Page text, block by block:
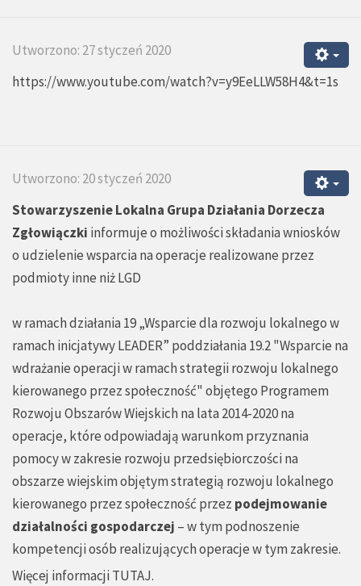
Utworzono: 27 styczeń 2020
https://www.youtube.com/watch?v=y9EeLLW58H4&t=1s
Utworzono: 20 styczeń 2020
Stowarzyszenie Lokalna Grupa Działania Dorzecza
Zgłowiączki informuje o możliwości składania wniosków
o udzielenie wsparcia na operacje realizowane przez
podmioty inne niż LGD
w ramach działania 19 „Wsparcie dla rozwoju lokalnego w
ramach inicjatywy LEADER” poddziałania 19.2 "Wsparcie na
wdrażanie operacji w ramach strategii rozwoju lokalnego
kierowanego przez społeczność" objętego Programem
Rozwoju Obszarów Wiejskich na lata 2014-2020 na
operacje, które odpowiadają warunkom przyznania
pomocy w zakresie rozwoju przedsiębiorczości na
obszarze wiejskim objętym strategią rozwoju lokalnego
kierowanego przez społeczność przez podejmowanie
działalności gospodarczej – w tym podnoszenie
kompetencji osób realizujących operacje w tym zakresie.
Więcej informacji TUTAJ.